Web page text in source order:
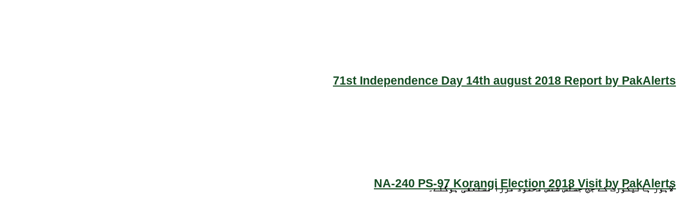
71st Independence Day 14th august 2018 Report by PakAlerts
NA-240 PS-97 Korangi Election 2018 Visit by PakAlerts
لاہور ہائیکورٹ کے جج جسٹس شمس محمود مرزا مستعفی ہوگئے۔